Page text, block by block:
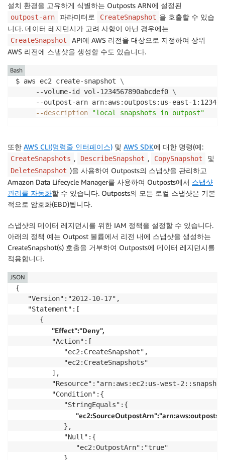
설치 환경을 고유하게 식별하는 Outposts ARN에 설정된
outpost-arn 파라미터로 CreateSnapshot 을 호출할 수 있습
니다. 데이터 레지던시가 고려 사항이 아닌 경우에는
CreateSnapshot
API에 AWS 리전을 대상으로 지정하여 상위
AWS 리전에 스냅샷을 생성할 수도 있습니다.
$ aws ec2 create-snapshot \
     --volume-id vol-1234567890abcdef0
\
--outpost-arn arn:aws:outposts:us-east-
--description
"local snapshots in outpost"
Bash
또한 AWS CLI(명령줄 인터페이스) 및 AWS SDK에 대한 명령(예:
CreateSnapshots , DescribeSnapshot , CopySnapshot 및
DeleteSnapshot )을 사용하여 Outposts의 스냅샷을 관리하고
Amazon Data Lifecycle Manager를 사용하여 Outposts에서 스냅샷
관리를 자동화할 수 있습니다. Outposts의 모든 로컬 스냅샷은 기본
적으로 암호화(EBD)됩니다.
스냅샷의 데이터 레지던시를 위한 IAM 정책을 설정할 수 있습니다.
아래의 정책 예는 Outpost 볼륨에서 리전 내에 스냅샷을 생성하는
CreateSnapshot(s) 호출을 거부하여 Outposts에 데이터 레지던시를
적용합니다.
{
   "Version":"2012-10-17",
   "Statement":[
      {
"Effect":"Deny",
         "Action":[
            "ec2:CreateSnapshot",
            "ec2:CreateSnapshots"
         ],
"Resource":"arn:aws:ec2:us-west-
         "Condition":{
            "StringEquals":{
            },
            "Null":{
               "ec2:OutpostArn":"true"
            }
JSON